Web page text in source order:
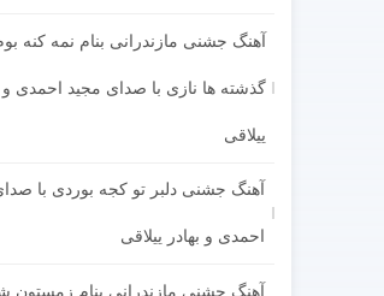
آهنگ جشنی مازندرانی بنام نمه کنه
گذشته ها نازی با صدای مجید احمدی و
ییلاقی
آهنگ جشنی دلبر تو کجه بوردی با
احمدی و بهادر ییلاقی
آهنگ جشنی مازندرانی بنام زمستون